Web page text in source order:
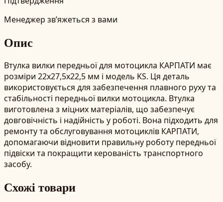
Менеджер зв’яжеться з вами
Опис
Втулка вилки передньої для мотоцикла КАРПАТИ має
розміри 22x27,5x22,5 мм і модель KS. Ця деталь
використовується для забезпечення плавного руху та
стабільності передньої вилки мотоцикла. Втулка
виготовлена з міцних матеріалів, що забезпечує
довговічність і надійність у роботі. Вона підходить для
ремонту та обслуговування мотоциклів КАРПАТИ,
допомагаючи відновити правильну роботу передньої
підвіски та покращити керованість транспортного
засобу.
Схожі товари